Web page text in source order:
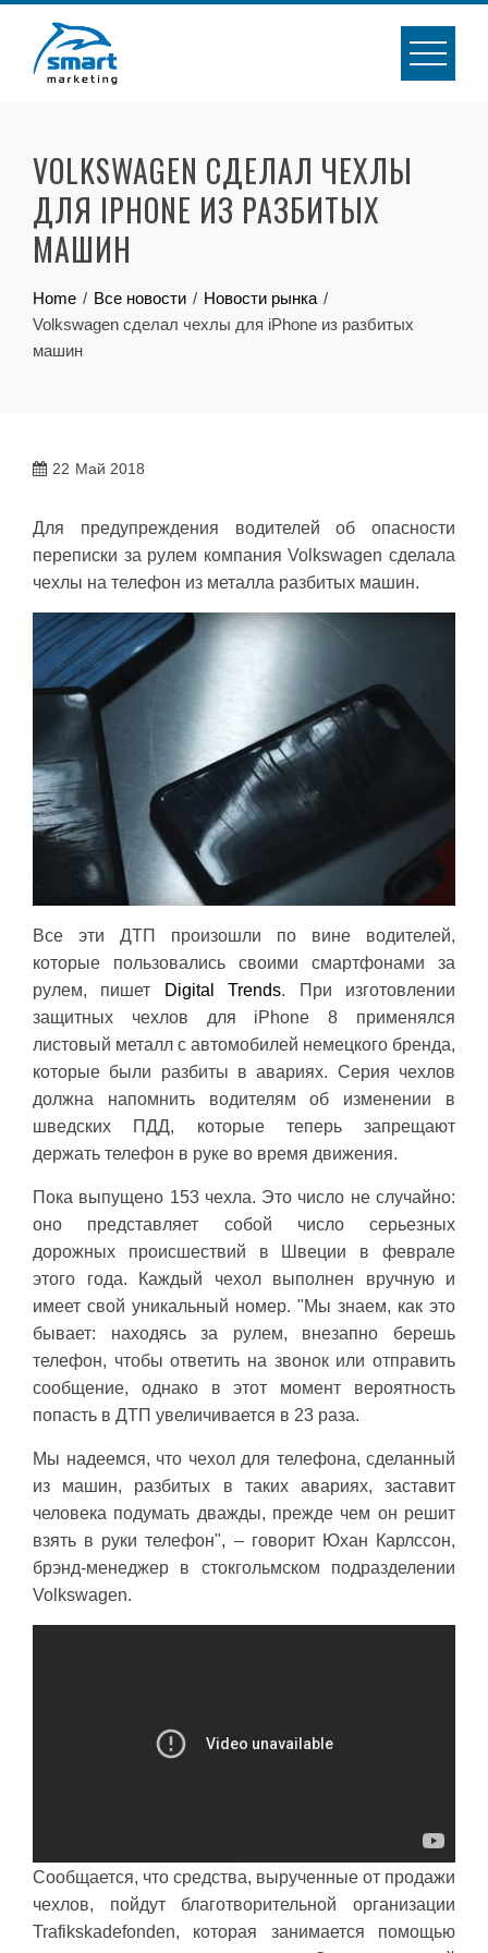
content
VOLKSWAGEN СДЕЛАЛ ЧЕХЛЫ
ДЛЯ IPHONE ИЗ РАЗБИТЫХ
МАШИН
Home Все новости
Новости рынка
Volkswagen сделал чехлы для iPhone из разбитых
машин
22 Май 2018
Для предупреждения водителей об опасности
переписки за рулем компания Volkswagen сделала
чехлы на телефон из металла разбитых машин.
Все эти ДТП произошли по вине водителей,
которые пользовались своими смартфонами за
рулем, пишет
Digital Trends. При изготовлении
защитных чехлов для iPhone 8 применялся
листовый металл с автомобилей немецкого бренда,
которые были разбиты в авариях. Серия чехлов
должна напомнить водителям об изменении в
шведских ПДД, которые теперь запрещают
держать телефон в руке во время движения.
Пока выпущено 153 чехла. Это число не случайно:
оно представляет собой число серьезных
дорожных происшествий в Швеции в феврале
этого года. Каждый чехол выполнен вручную и
имеет свой уникальный номер. "Мы знаем, как это
бывает: находясь за рулем, внезапно берешь
телефон, чтобы ответить на звонок или отправить
сообщение, однако в этот момент вероятность
попасть в ДТП увеличивается в 23 раза.
Мы надеемся, что чехол для телефона, сделанный
из машин, разбитых в таких авариях, заставит
человека подумать дважды, прежде чем он решит
взять в руки телефон", – говорит Юхан Карлссон,
брэнд-менеджер в стокгольмском подразделении
Volkswagen.
Сообщается, что средства, вырученные от продажи
чехлов, пойдут благотворительной организации
Trafikskadefonden, которая занимается помощью